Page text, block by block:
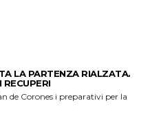
LA PARTENZA RIALZATA.
RECUPERI
de Corones i preparativi per la